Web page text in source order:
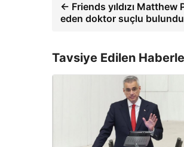
← Friends yıldızı Matthew
eden doktor suçlu bulundu
Tavsiye Edilen